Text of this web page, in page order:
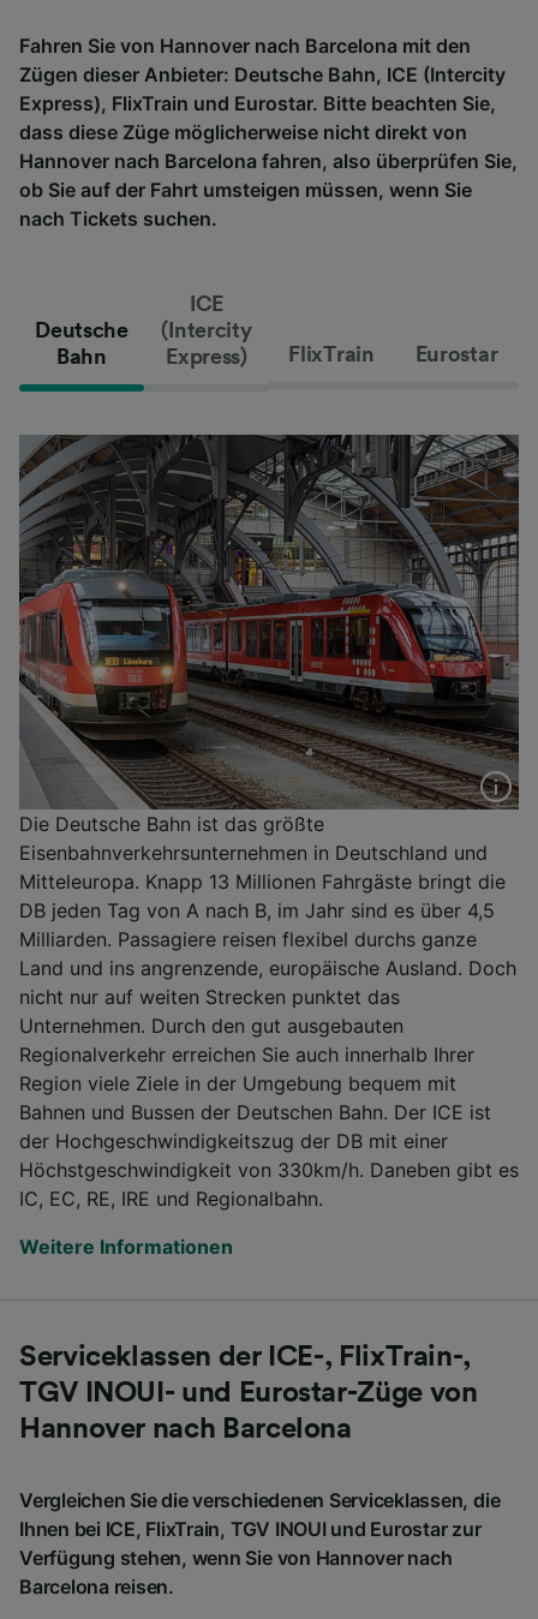
Fahren Sie von Hannover nach Barcelona mit den
Zügen dieser Anbieter: Deutsche Bahn, ICE (Intercity
Express), FlixTrain und Eurostar. Bitte beachten Sie,
dass diese Züge möglicherweise nicht direkt von
Hannover nach Barcelona fahren, also überprüfen Sie,
ob Sie auf der Fahrt umsteigen müssen, wenn Sie
nach Tickets suchen.
Deutsche
Bahn
ICE
(Intercity
Express)
FlixTrain Eurostar
Die Deutsche Bahn ist das größte
Eisenbahnverkehrsunternehmen in Deutschland und
Mitteleuropa. Knapp 13 Millionen Fahrgäste bringt die
DB jeden Tag von A nach B, im Jahr sind es über 4,5
Milliarden. Passagiere reisen flexibel durchs ganze
Land und ins angrenzende, europäische Ausland. Doch
nicht nur auf weiten Strecken punktet das
Unternehmen. Durch den gut ausgebauten
Regionalverkehr erreichen Sie auch innerhalb Ihrer
Region viele Ziele in der Umgebung bequem mit
Bahnen und Bussen der Deutschen Bahn. Der ICE ist
der Hochgeschwindigkeitszug der DB mit einer
Höchstgeschwindigkeit von 330km/h. Daneben gibt es
IC, EC, RE, IRE und Regionalbahn.
Weitere Informationen
Serviceklassen der ICE-, FlixTrain-,
TGV INOUI- und Eurostar-Züge von
Hannover nach Barcelona
Vergleichen Sie die verschiedenen Serviceklassen, die
Ihnen bei ICE, FlixTrain, TGV INOUI und Eurostar zur
Verfügung stehen, wenn Sie von Hannover nach
Barcelona reisen.